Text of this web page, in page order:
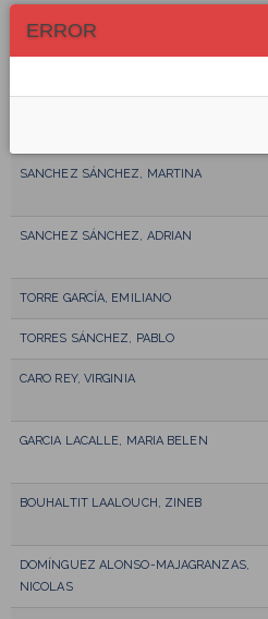
SANCHEZ SÁNCHEZ, MARTINA
SANCHEZ SÁNCHEZ, ADRIAN
TORRE GARCÍA, EMILIANO
TORRES SÁNCHEZ, PABLO
CARO REY, VIRGINIA
GARCIA LACALLE, MARIA BELEN
BOUHALTIT LAALOUCH, ZINEB
DOMÍNGUEZ ALONSO-MAJAGRANZAS,
NICOLAS
ERROR